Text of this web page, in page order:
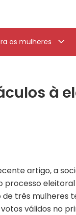
as mulheres
à
artigo, a
processo
três mulheres
válidos no